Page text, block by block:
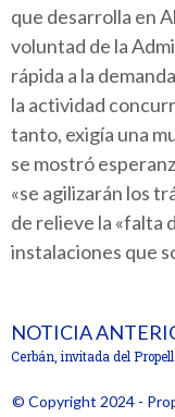
que desarrolla en
voluntad de la
rápida a la
la actividad
tanto, exigía una
se mostró
«se agilizarán los
de relieve la «falta
instalaciones que
NOTICIA
© Copyright 2024 -